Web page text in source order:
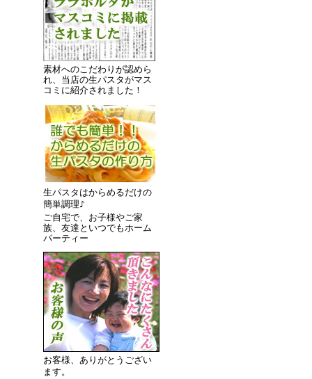
素材へのこだわりが認めら
れ、当店の生パスタがマス
コミに紹介されました！
生パスタはからめるだけの
簡単調理♪
ご自宅で、お子様やご家
族、友達といつでもホーム
パーティー
お客様、ありがとうござい
ます。